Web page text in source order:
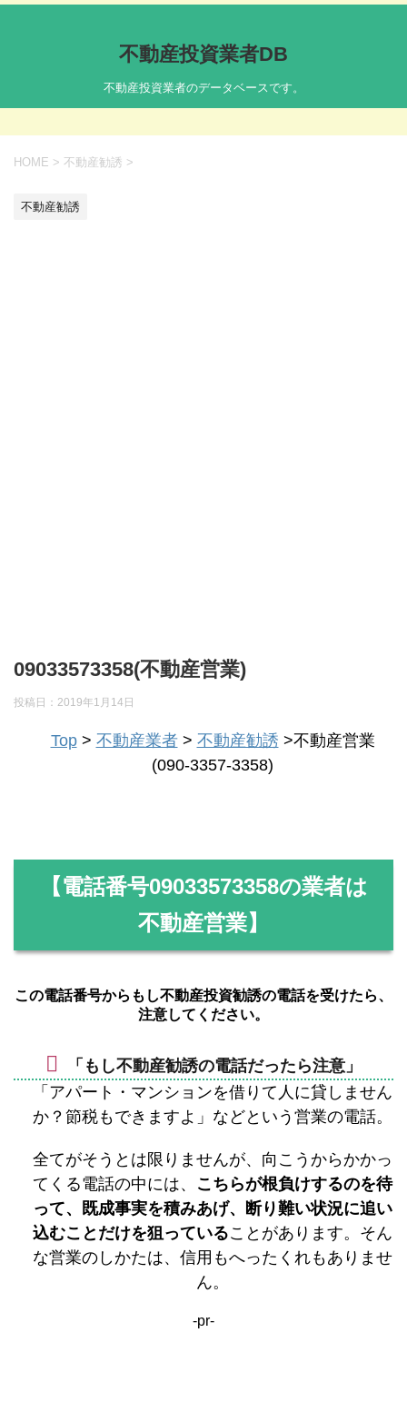
不動産投資業者DB
不動産投資業者のデータベースです。
HOME > 不動産勧誘 >
不動産勧誘
09033573358(不動産営業)
投稿日： 2019年1月14日
Top> 不動産業者> 不動産勧誘 >不動産営業
(090-3357-3358)
【電話番号09033573358の業者は
不動産営業】
この電話番号からもし不動産投資勧誘の電話を受けたら、
注意してください。
「もし不動産勧誘の電話だったら注意」
「アパート・マンションを借りて人に貸しません
か？節税もできますよ」などという営業の電話。
全てがそうとは限りませんが、向こうからかかっ
てくる電話の中には、 こちらが根負けするのを待
って、既成事実を積みあげ、断り難い状況に追い
込むことだけを狙っていることがあります。そん
な営業のしかたは、信用もへったくれもありませ
ん。
-pr-